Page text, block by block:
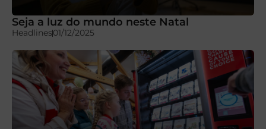
Seja a luz do mundo neste Natal
Headlines01/12/2025